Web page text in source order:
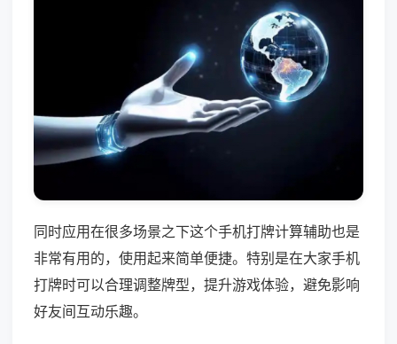
同时应用在很多场景之下这个手机打牌计算辅助也是
非常有用的，使用起来简单便捷。特别是在大家手机
打牌时可以合理调整牌型，提升游戏体验，避免影响
好友间互动乐趣。